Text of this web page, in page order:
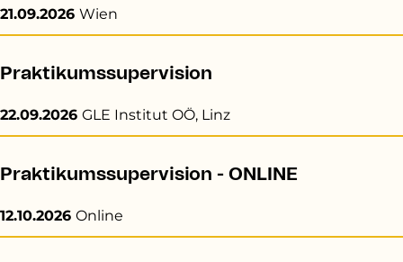
21.09.2026 Wien
Praktikumssupervision
22.09.2026 GLE Institut OÖ, Linz
Praktikumssupervision - ONLINE
12.10.2026 Online